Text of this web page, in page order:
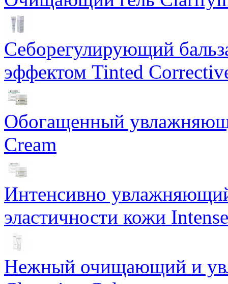
Себорегулирующий
эффектом Tinted
Обогащенный
Cream
Интенсивно
эластичности кожи
Нежный очищающий и